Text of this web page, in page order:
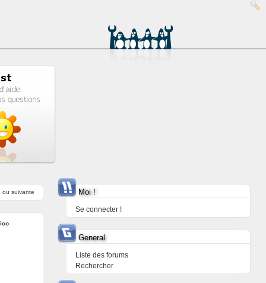
ou suivante Moi !
Se connecter !
General
Liste des forums
Rechercher